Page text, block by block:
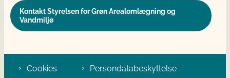
Kontakt Styrelsen for Grøn Arealomlægning og
Vandmiljø
Cookies Persondatabeskyttelse